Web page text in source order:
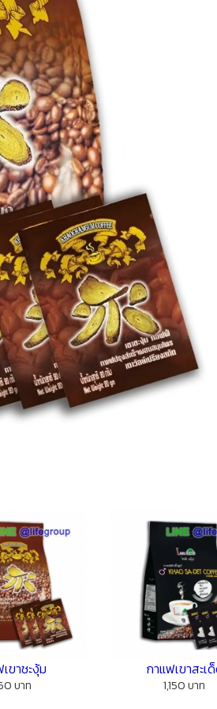
ขาชะงุ้ม
บาท
กาแฟเขาสะเ
1,150 บาท